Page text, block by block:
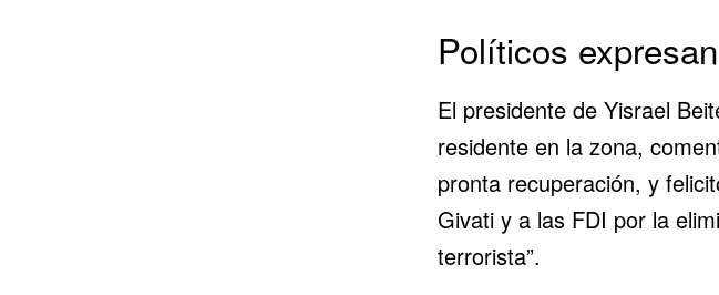
Políticos
El presidente de Yisrael
residente en la zona,
pronta recuperación, y
Givati y a las FDI por la
terrorista”.